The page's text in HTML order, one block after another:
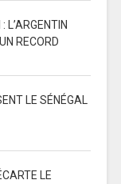
L’ARGENTIN
RECORD
LE SÉNÉGAL
LE